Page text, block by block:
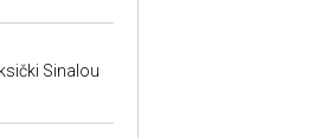
Sinalou